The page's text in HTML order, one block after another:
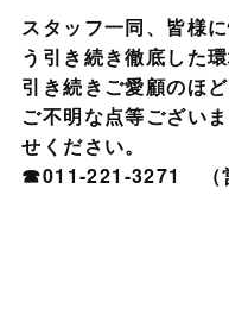
スタッフ一同、皆様
う引き続き徹底した
引き続きご愛顧のほ
ご不明な点等ござい
せください。
☎011-221-3271 （